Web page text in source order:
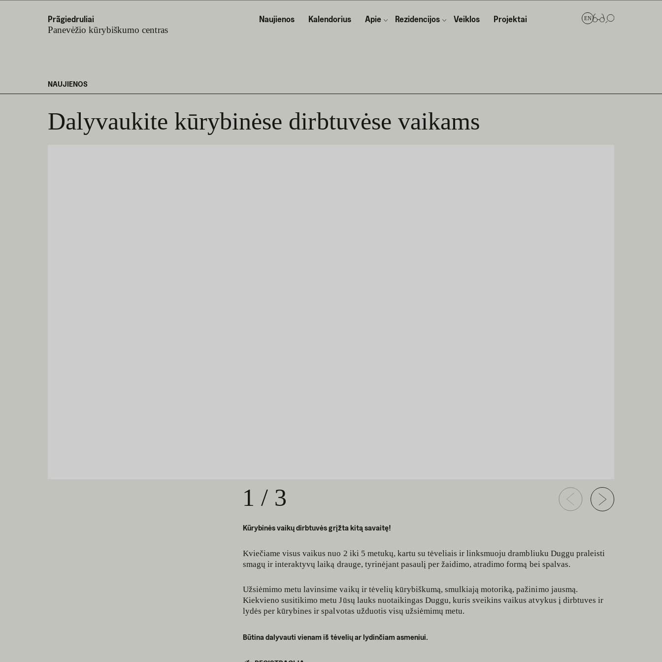
Prãgiedruliai
Panevėžio kūrybiškumo centras
Naujienos Kalendorius Apie Rezidencijos Veiklos Projektai EN
NAUJIENOS
Dalyvaukite kūrybinėse dirbtuvėse vaikams
1 / 3
Kūrybinės vaikų dirbtuvės grįžta kitą savaitę!
Kviečiame visus vaikus nuo 2 iki 5 metukų, kartu su tėveliais ir linksmuoju drambliuku Duggu praleisti
smagų ir interaktyvų laiką drauge, tyrinėjant pasaulį per žaidimo, atradimo formą bei spalvas.
Užsiėmimo metu lavinsime vaikų ir tėvelių kūrybiškumą, smulkiają motoriką, pažinimo jausmą.
Kiekvieno susitikimo metu Jūsų lauks nuotaikingas Duggu, kuris sveikins vaikus atvykus į dirbtuves ir
lydės per kūrybines ir spalvotas užduotis visų užsiėmimų metu.
Būtina dalyvauti vienam iš tėvelių ar lydinčiam asmeniui.